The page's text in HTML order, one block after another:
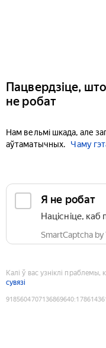
Пацвердзіце,
не робат
Нам вельмі шкада, але
аўтаматычных.
Чаму
Я не робат
Націсніце, каб
SmartCaptcha by
Калі ў вас узніклі праблемы,
сувязі
9185604707136869640: